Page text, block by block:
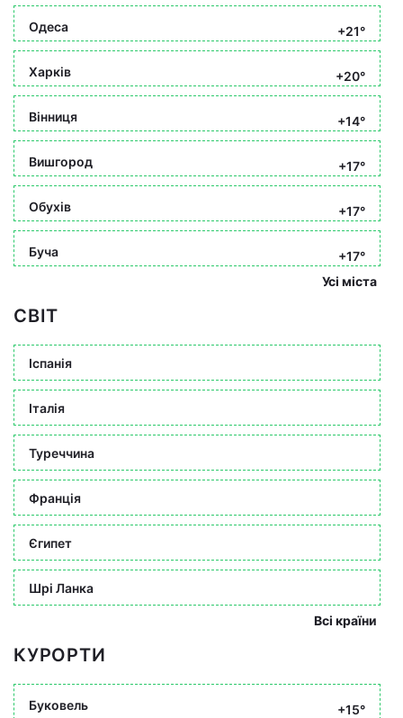
Одеса +21°
Харків +20°
Вінниця +14°
Вишгород +17°
Обухів +17°
Буча
+17°
Усі міста
СВІТ
Іспанія
Італія
Туреччина
Франція
Єгипет
Шрі Ланка
Всі країни
КУРОРТИ
Буковель +15°